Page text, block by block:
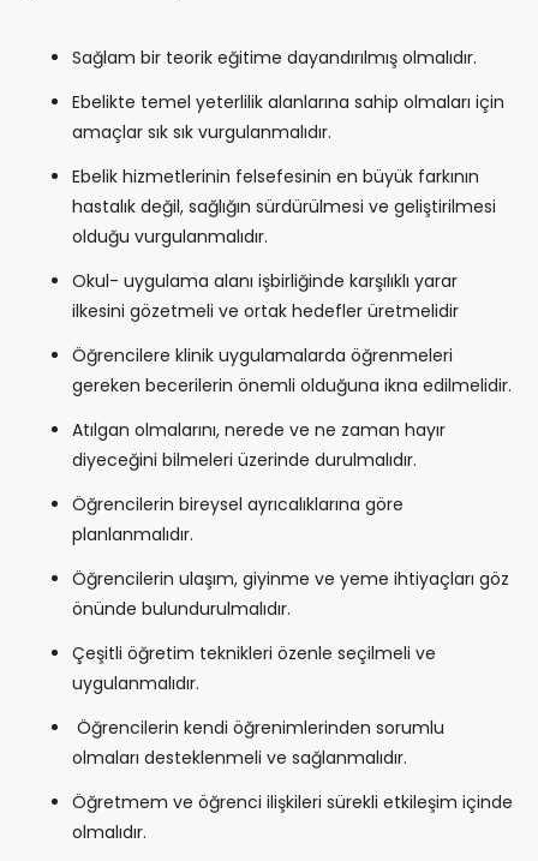
Sağlam bir teorik eğitime dayandırılmış olmalıdır.
Ebelikte temel yeterlilik alanlarına sahip olmaları için
amaçlar sık sık vurgulanmalıdır.
Ebelik hizmetlerinin felsefesinin en büyük farkının
hastalık değil, sağlığın sürdürülmesi ve geliştirilmesi
olduğu vurgulanmalıdır.
Okul- uygulama alanı işbirliğinde karşılıklı yarar
ilkesini gözetmeli ve ortak hedefler üretmelidir
Öğrencilere klinik uygulamalarda öğrenmeleri
gereken becerilerin önemli olduğuna ikna edilmelidir.
Atılgan olmalarını, nerede ve ne zaman hayır
diyeceğini bilmeleri üzerinde durulmalıdır.
Öğrencilerin bireysel ayrıcalıklarına göre
planlanmalıdır.
Öğrencilerin ulaşım, giyinme ve yeme ihtiyaçları göz
önünde bulundurulmalıdır.
Çeşitli öğretim teknikleri özenle seçilmeli ve
uygulanmalıdır.
Öğrencilerin kendi öğrenimlerinden sorumlu
olmaları desteklenmeli ve sağlanmalıdır.
Öğretmem ve öğrenci ilişkileri sürekli etkileşim içinde
olmalıdır.